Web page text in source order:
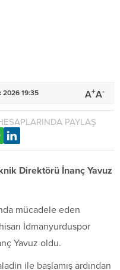
2026 19:35 A+A-
PAYLAŞ
Direktörü İnanç Yavuz
mücadele eden
İdmanyurduspor
Yavuz oldu.
ile başlamış ardından